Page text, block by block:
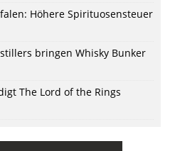
Höhere Spirituosensteuer
bringen Whisky Bunker
The Lord of the Rings